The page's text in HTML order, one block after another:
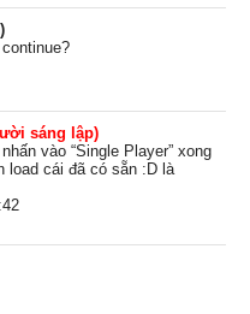
sáng lập)
vào “Single Player” xong
load cái đã có sẵn :D là